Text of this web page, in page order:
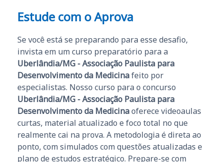
Estude com o Aprova
Se você está se preparando para esse desafio,
invista em um curso preparatório para a
Uberlândia/MG - Associação Paulista para
Desenvolvimento da Medicinafeito por
especialistas. Nosso curso para o concurso
Uberlândia/MG - Associação Paulista para
Desenvolvimento da Medicinaoferece videoaulas
curtas, material atualizado e foco total no que
realmente cai na prova. A metodologia é direta ao
ponto, com simulados com questões atualizadas e
plano de estudos estratégico. Prepare-se com